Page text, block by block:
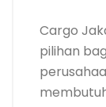
Cargo
pilihan